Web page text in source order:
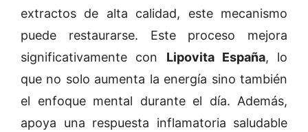
extractos de alta calidad, este mecanismo
puede restaurarse. Este proceso mejora
significativamente con Lipovita España, lo
que no solo aumenta la energía sino también
el enfoque mental durante el día. Además,
apoya una respuesta inflamatoria saludable